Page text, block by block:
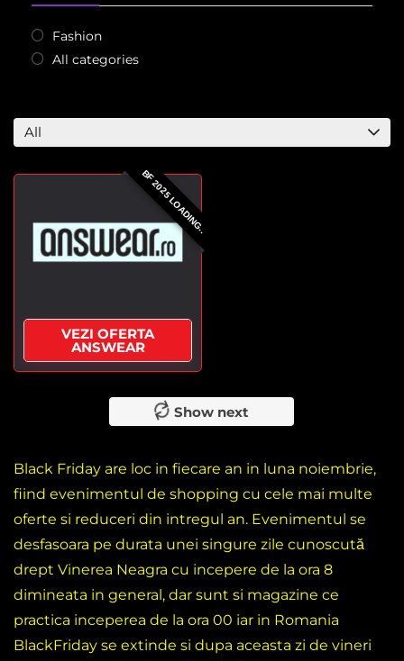
Fashion
All categories
All
BF 2025 LOADING..
VEZI OFERTA
ANSWEAR
Show next
Black Friday are loc in fiecare an in luna noiembrie,
fiind evenimentul de shopping cu cele mai multe
oferte si reduceri din intregul an. Evenimentul se
desfasoara pe durata unei singure zile cunoscută
drept Vinerea Neagra cu incepere de la ora 8
dimineata in general, dar sunt si magazine ce
practica inceperea de la ora 00 iar in Romania
BlackFriday se extinde si dupa aceasta zi de vineri